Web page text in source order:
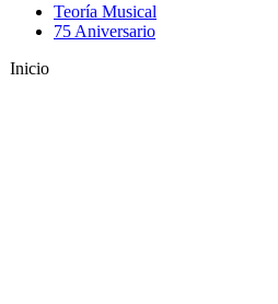
Teoría Musical
75 Aniversario
Inicio